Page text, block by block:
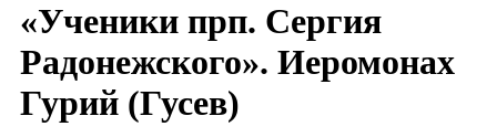
«Ученики прп. Сергия
Радонежского». Иеромонах
Гурий (Гусев)